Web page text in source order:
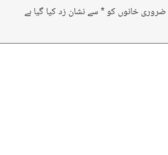
ضروری خانوں کو*سے نشان زد کیا گیا ہے